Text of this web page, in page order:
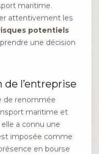
maritime.
attentivement les
potentiels
une décision
l’entreprise
de renommée
maritime et
a connu une
imposée comme
en bourse